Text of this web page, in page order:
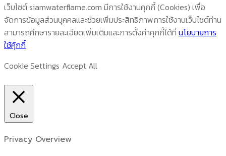
เว็บไซต์ siamwaterflame.com มีการใช้งานคุกกี้ (Cookies) เพื่อ
จัดการข้อมูลส่วนบุคคลและช่วยเพิ่มประสิทธิภาพการใช้งานเว็บไซต์ท่าน
สามารถศึกษารายละเอียดเพิ่มเติมและการตั้งค่าคุกกี้ได้ที่ นโยบายการ
ใช้คุ้กกี้
Cookie Settings Accept All
Close
Privacy Overview